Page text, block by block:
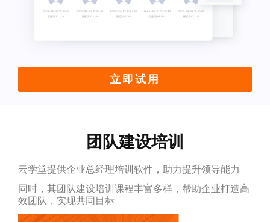
立即试用
团队建设培训
云学堂提供企业总经理培训软件，助力提升领导能力
同时，其团队建设培训课程丰富多样，帮助企业打造高
效团队，实现共同目标